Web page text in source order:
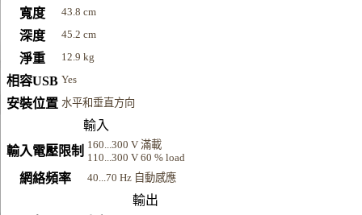
寬度 43.8 cm
深度 45.2 cm
淨重 12.9 kg
相容USB Yes
安裝位置 水平和垂直方向
輸入
輸入電壓限制 160...300 V 滿載
110...300 V 60 % load
網絡頻率 40...70 Hz 自動感應
輸出